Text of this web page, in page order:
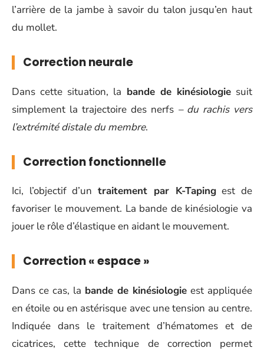
l’arrière de la jambe à savoir du talon jusqu’en haut
du mollet.
Correction neurale
Dans cette situation, la bande de kinésiologiesuit
simplement la trajectoire des nerfs – du rachis vers
l’extrémité distale du membre.
Correction fonctionnelle
Ici, l’objectif d’untraitement par K-Tapingest de
favoriser le mouvement. La bande de kinésiologie va
jouer le rôle d’élastique en aidant le mouvement.
Correction « espace »
Dans ce cas, la bande de kinésiologie est appliquée
en étoile ou en astérisque avec une tension au centre.
Indiquée dans le traitement d’hématomes et de
cicatrices, cette technique de correction permet